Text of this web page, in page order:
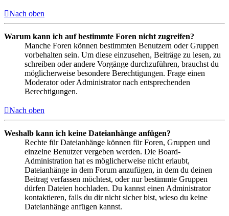
Nach oben
Warum kann ich auf bestimmte Foren nicht zugreifen?
Manche Foren können bestimmten Benutzern oder Gruppen
vorbehalten sein. Um diese einzusehen, Beiträge zu lesen, zu
schreiben oder andere Vorgänge durchzuführen, brauchst du
möglicherweise besondere Berechtigungen. Frage einen
Moderator oder Administrator nach entsprechenden
Berechtigungen.
Nach oben
Weshalb kann ich keine Dateianhänge anfügen?
Rechte für Dateianhänge können für Foren, Gruppen und
einzelne Benutzer vergeben werden. Die Board-
Administration hat es möglicherweise nicht erlaubt,
Dateianhänge in dem Forum anzufügen, in dem du deinen
Beitrag verfassen möchtest, oder nur bestimmte Gruppen
dürfen Dateien hochladen. Du kannst einen Administrator
kontaktieren, falls du dir nicht sicher bist, wieso du keine
Dateianhänge anfügen kannst.